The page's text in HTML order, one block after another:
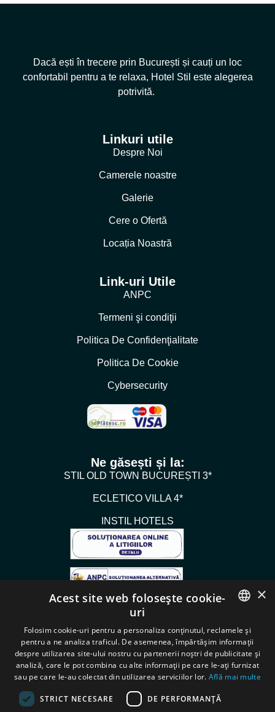
Dacă ești în trecere prin București și cauți un loc
confortabil pentru a te relaxa, Hotel Stil este alegerea
potrivită.
Linkuri utile
Despre Noi
Camerele noastre
Galerie
Cere o Ofertă
Locația Noastră
Link-uri Utile
ANPC
Termeni şi condiţii
Politica De Confidenţialitate
Politica De Cookie
Cybersecurity
Ne găsești și la:
STIL OLD TOWN BUCUREȘTI 3*
ECLETICO VILLA 4*
INSTIL HOTELS
Instagram ROMANIAN
×
Acest site web folosește cookie-
uri
Folosim cookie-uri pentru a personaliza conținutul, reclamele și
pentru a ne analiza traficul. De asemenea, împărtășim informații
despre utilizarea site-ului nostru cu partenerii noștri de publicitate și
analiză, care le pot combina cu alte informații pe care le-ați furnizat
sau pe care le-au colectat din utilizarea serviciilor lor. Află mai multe
STRICT NECESARE DE PERFORMANȚĂ